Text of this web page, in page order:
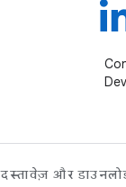
दस्तावेज़ और